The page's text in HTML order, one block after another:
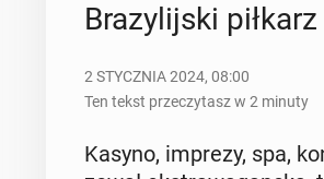
Bra­zy­lij­ski
2 STYCZNIA 2024, 08:00
Ten tekst przeczytasz w 2 minuty
Kasyno, imprezy, spa,